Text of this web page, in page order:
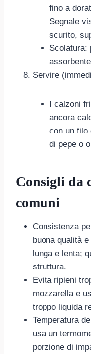
fino a
Segnale
scurito,
Scolatura:
Servire
I calzoni
ancora
con un filo
di pepe o
Consigli da
comuni
Consistenza
buona qualità
lunga e lenta;
struttura.
Evita ripieni
mozzarella e
troppo liquida
Temperatura
usa un
porzione di